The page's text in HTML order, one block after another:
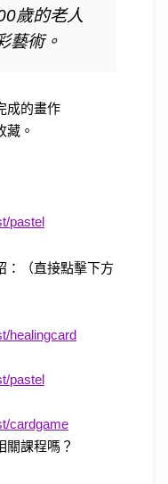
歲的老人
藝術。
成的畫作
藏。
pastel
：（直接點擊下方
healingcard
pastel
cardgame
關課程嗎？